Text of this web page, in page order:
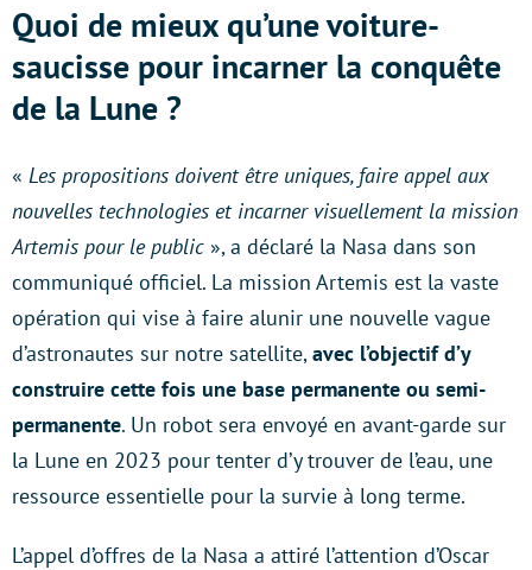
Quoi de mieux qu’une voiture-
saucisse pour incarner la conquête
de la Lune ?
« Les propositions doivent être uniques, faire appel aux
nouvelles technologies et incarner visuellement la mission
Artemis pour le public », a déclaré la Nasa dans son
communiqué officiel. La mission Artemis est la vaste
opération qui vise à faire alunir une nouvelle vague
d’astronautes sur notre satellite,avec l’objectif d’y
construire cette fois une base permanente ou semi-
permanente. Un robot sera envoyé en avant-garde sur
la Lune en 2023 pour tenter d’y trouver de l’eau, une
ressource essentielle pour la survie à long terme.
L’appel d’offres de la Nasa a attiré l’attention d’Oscar